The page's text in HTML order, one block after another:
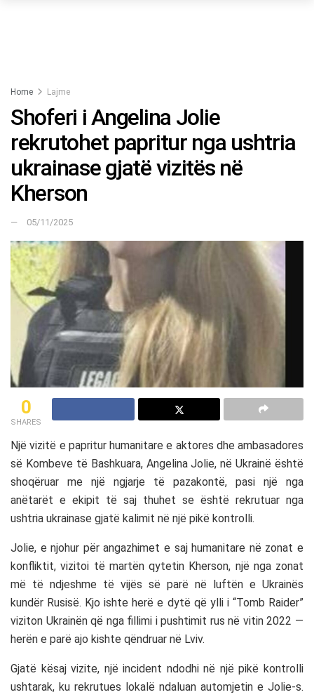
Home Lajme
Shoferi i Angelina Jolie
rekrutohet papritur nga ushtria
ukrainase gjatë vizitës në
Kherson
05/11/2025
0
SHARES
Një vizitë e papritur humanitare e aktores dhe ambasadores
së Kombeve të Bashkuara, Angelina Jolie, në Ukrainë është
shoqëruar me një ngjarje të pazakontë, pasi një nga
anëtarët e ekipit të saj thuhet se është rekrutuar nga
ushtria ukrainase gjatë kalimit në një pikë kontrolli.
Jolie, e njohur për angazhimet e saj humanitare në zonat e
konfliktit, vizitoi të martën qytetin Kherson, një nga zonat
më të ndjeshme të vijës së parë në luftën e Ukrainës
kundër Rusisë. Kjo ishte herë e dytë që ylli i “Tomb Raider”
viziton Ukrainën që nga fillimi i pushtimit rus në vitin 2022 —
herën e parë ajo kishte qëndruar në Lviv.
Gjatë kësaj vizite, një incident ndodhi në një pikë kontrolli
ushtarak, ku rekrutues lokalë ndaluan automjetin e Jolie-s.